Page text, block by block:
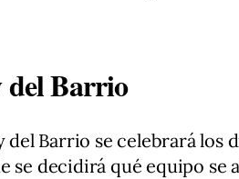
del Barrio
del Barrio se celebrará los
se decidirá qué equipo se